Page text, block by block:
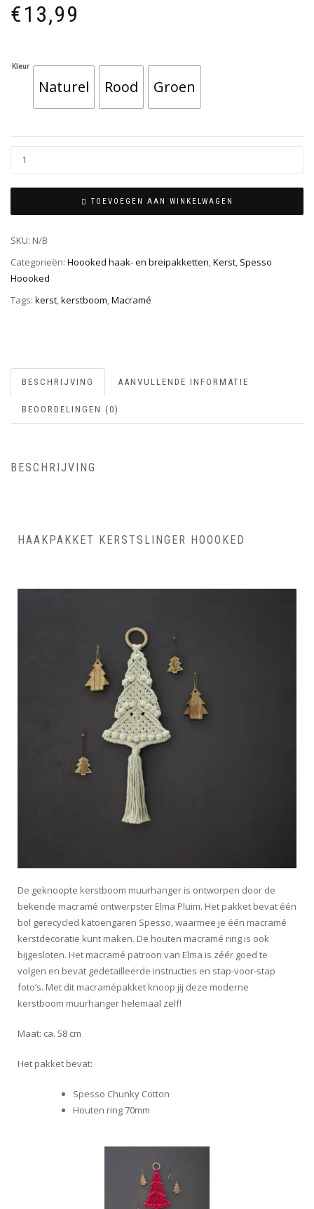
€13,99
Kleur
Naturel Rood Groen
TOEVOEGEN AAN WINKELWAGEN
SKU: N/B
Categorieën: Hoooked haak- en breipakketten,Kerst, Spesso
Hoooked
Tags: kerst,kerstboom,Macramé
BESCHRIJVING AANVULLENDE INFORMATIE
BEOORDELINGEN (0)
BESCHRIJVING
HAAKPAKKET KERSTSLINGER HOOOKED
De geknoopte kerstboom muurhanger is ontworpen door de
bekende macramé ontwerpster Elma Pluim. Het pakket bevat één
bol gerecycled katoengaren Spesso, waarmee je één macramé
kerstdecoratie kunt maken. De houten macramé ring is ook
bijgesloten. Het macramé patroon van Elma is zéér goed te
volgen en bevat gedetailleerde instructies en stap-voor-stap
foto’s. Met dit macramépakket knoop jij deze moderne
kerstboom muurhanger helemaal zelf!
Maat: ca. 58 cm
Het pakket bevat:
Spesso Chunky Cotton
Houten ring 70mm